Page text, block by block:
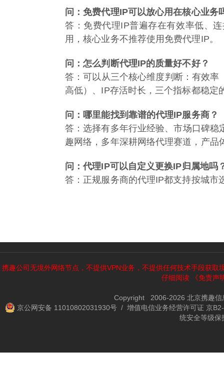
问：免费代理IP可以放心用在核心业务
答：免费代理IP普遍存在有效率低、
用，核心业务不推荐使用免费代理IP。
问：怎么判断代理IP的质量好不好？
答：可以从三个核心维度判断：有效
高低）、IP存活时长，三个指标都稳定
问：哪里能找到靠谱的代理IP服务商？
答：选择有多年行业经验、市场口碑
趣网络，多年深耕网络代理赛道，产
问：代理IP可以自定义更换IP归属地吗
答：正规服务商的代理IP都支持按城市
携趣公司无境外网络节点，不提供VPN业务，不提供任何技术手段获
仔细阅读
《免责声
Copyright 2006-2026 北京携趣信
京公网安备 11010802031930号 / 增值电信业务经营许可证 京
统安全等级